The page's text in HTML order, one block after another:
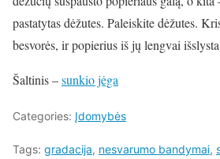
pastatytas dėžutes. Paleiskite dėžutes.
besvorės, ir popierius iš jų lengvai
Šaltinis –sunkio jėga
Categories: Įdomybės
Tags: gradacija, nesvarumo bandymai,